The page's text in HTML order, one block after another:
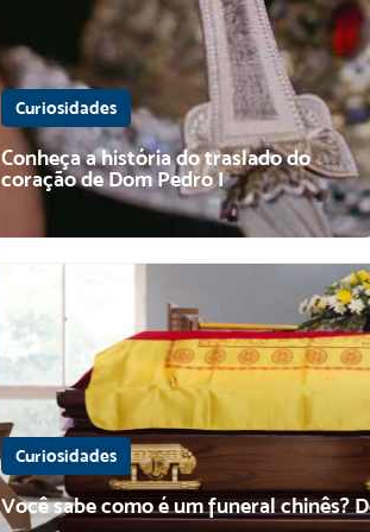
Curiosidades
Conheça a história do traslado do
coração de Dom Pedro I
Curiosidades
Você sabe como é um funeral chinês?